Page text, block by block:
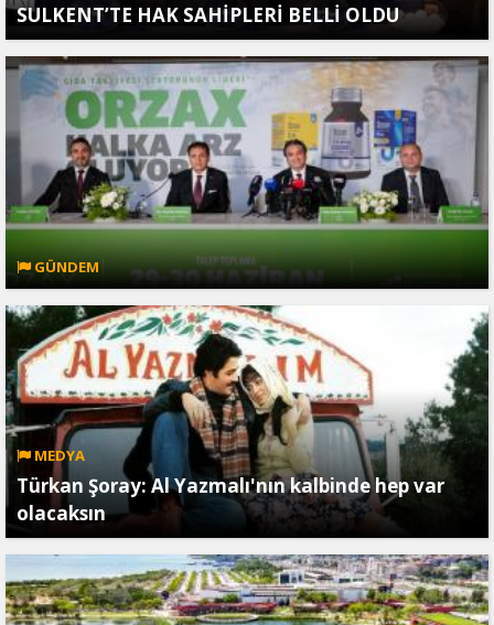
SULKENT’TE HAK SAHİPLERİ BELLİ OLDU
GÜNDEM
MEDYA
Türkan Şoray: Al Yazmalı'nın kalbinde hep var
olacaksın